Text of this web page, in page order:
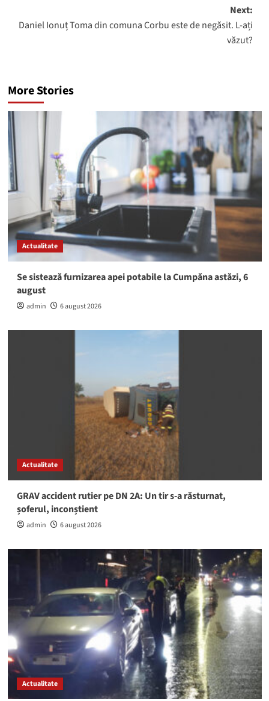
Next:
Daniel Ionuț Toma din comuna Corbu este de negăsit. L-ați
văzut?
More Stories
Actualitate
Se sistează furnizarea apei potabile la Cumpăna astăzi, 6
august
admin 6 august 2026
Actualitate
GRAV accident rutier pe DN 2A: Un tir s-a răsturnat,
șoferul, inconștient
admin 6 august 2026
Actualitate